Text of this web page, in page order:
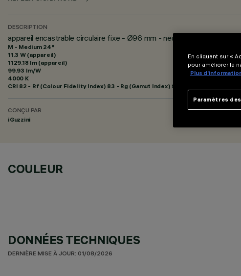
DESCRIPTION
appareil encastrable circulaire fixe - Ø96 mm - neutral white - optique
M - Medium 24°
11.3 W (appareil)
1129.18 lm (appareil)
99.93 lm/W
4000 K
CRI 82 - Rf (Colour Fidelity Index) 83 - Rg (Gamut Index) 94
CONÇU PAR
iGuzzini
COULEUR
DONNÉES TECHNIQUES
DERNIÈRE MISE À JOUR: 01/08/2026
En cliquant sur «
pour améliorer la
Plus
Paramètres